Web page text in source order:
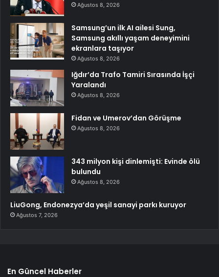
Ağustos 8, 2026
Samsung’un ilk AI ailesi Sung,
Samsung akıllı yaşam deneyimini
ekranlara taşıyor
Ağustos 8, 2026
Iğdır’da Trafo Tamiri Sırasında İşçi
Yaralandı
Ağustos 8, 2026
Fidan ve Umerov’dan Görüşme
Ağustos 8, 2026
343 milyon kişi dinlemişti: Evinde ölü
bulundu
Ağustos 8, 2026
LiuGong, Endonezya’da yeşil sanayi parkı kuruyor
Ağustos 7, 2026
En Güncel Haberler